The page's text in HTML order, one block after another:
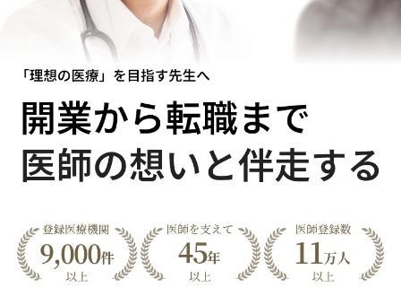
医院の譲渡・売却をお考えの方
採用をお考えの医療機関の方